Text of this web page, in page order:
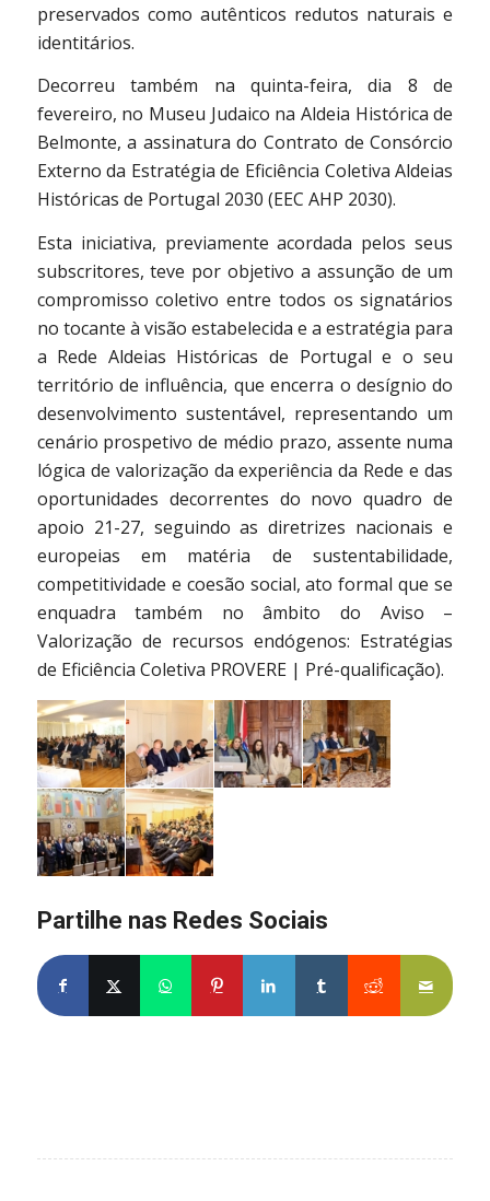
preservados como autênticos redutos naturais e
identitários.
Decorreu também na quinta-feira, dia 8 de
fevereiro, no Museu Judaico na Aldeia Histórica de
Belmonte, a assinatura do Contrato de Consórcio
Externo da Estratégia de Eficiência Coletiva Aldeias
Históricas de Portugal 2030 (EEC AHP 2030).
Esta iniciativa, previamente acordada pelos seus
subscritores, teve por objetivo a assunção de um
compromisso coletivo entre todos os signatários
no tocante à visão estabelecida e a estratégia para
a Rede Aldeias Históricas de Portugal e o seu
território de influência, que encerra o desígnio do
desenvolvimento sustentável, representando um
cenário prospetivo de médio prazo, assente numa
lógica de valorização da experiência da Rede e das
oportunidades decorrentes do novo quadro de
apoio 21-27, seguindo as diretrizes nacionais e
europeias em matéria de sustentabilidade,
competitividade e coesão social, ato formal que se
enquadra também no âmbito do Aviso –
Valorização de recursos endógenos: Estratégias
de Eficiência Coletiva PROVERE | Pré-qualificação).
Partilhe nas Redes Sociais